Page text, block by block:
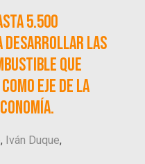
5.500
desarrollar las
que
eje de la
, Iván Duque,